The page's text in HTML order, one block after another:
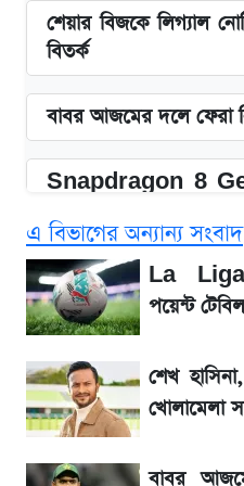
শেয়ার বিজকে লিগ্যাল
বিতর্ক
বাবর আজমের দলে ফেরা
Snapdragon 8
সাকিবের বাড়িতে
ঘোষ
জেনে নিন আজকের সোনা
তাপমাত্রা নিয়ে নতুন
এ বিভাগের অন্যান্য সংবাদ
La Liga
পয়েন্ট
শেখ
খোলামেলা
বাবর